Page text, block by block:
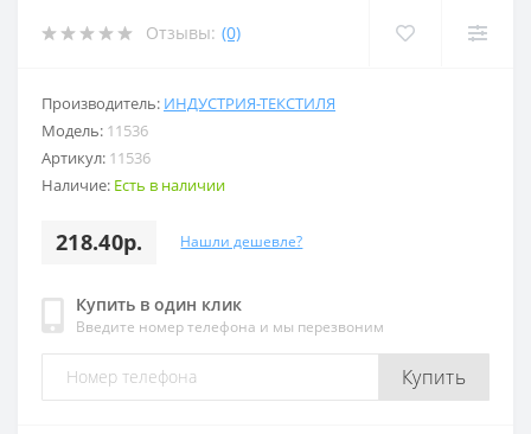
Отзывы: (0)
Производитель: ИНДУСТРИЯ-ТЕКСТИЛЯ
Модель: 11536
Артикул: 11536
Наличие: Есть в наличии
218.40р. Нашли дешевле?
Купить в один клик
Введите номер телефона и мы перезвоним
Купить